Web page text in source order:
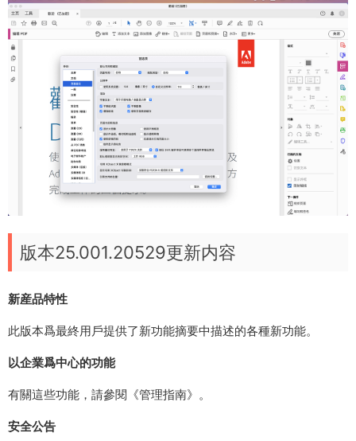
版本25.001.20529更新内容
新産品特性
此版本爲最終用戶提供了新功能摘要中描述的各種新功能。
以企業爲中心的功能
有關這些功能，請參閱《管理指南》。
安全公告